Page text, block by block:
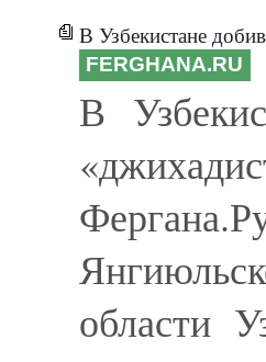
В Узбекистане
FERGHANA.RU
В
области